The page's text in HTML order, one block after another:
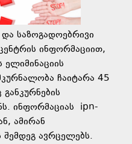
საზოგადოებრივი
ინფორმაციით,
ჩაიტარა 45
ინფორმაციას ipn-
ამირან
შემდეგ ავრცელებს.